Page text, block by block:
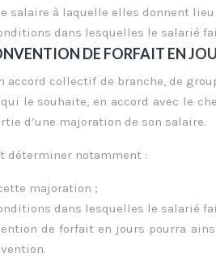
salaire à laquelle elles donnent lieu
dans lesquelles le salarié
DE FORFAIT EN
accord collectif de branche, de
le souhaite, en accord avec le
d’une majoration de son salaire.
déterminer notamment :
majoration ;
dans lesquelles le salarié
de forfait en jours pourra